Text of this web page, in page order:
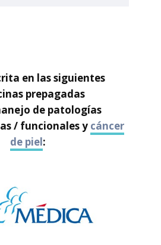
en las siguientes
prepagadas
de patologías
/ funcionales y cáncer
de piel: